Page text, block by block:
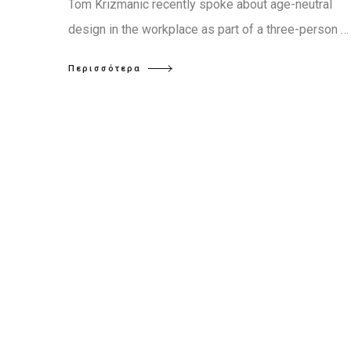
Tom Krizmanic recently spoke about age-neutral
design in the workplace as part of a three-person …
Περισσότερα